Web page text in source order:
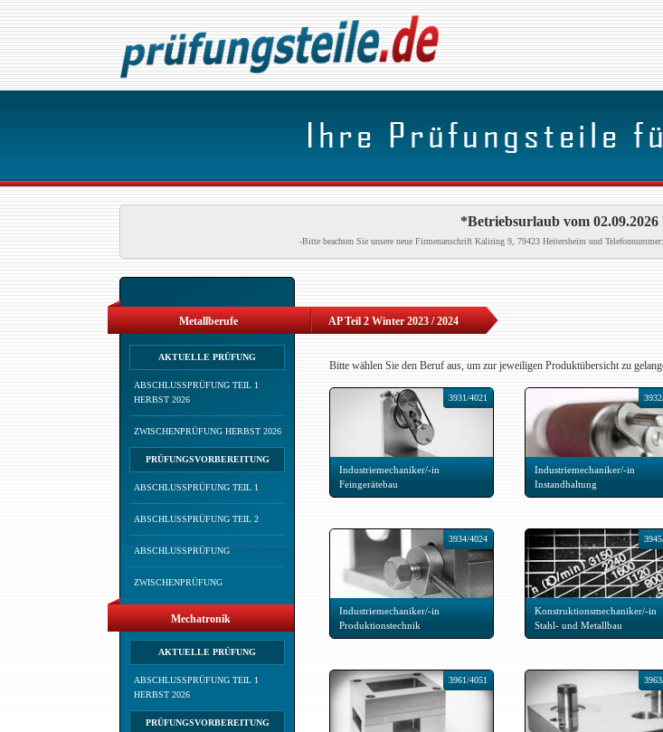
*Betriebsurlaub vom 02.09.2026
-Bitte beachten Sie unsere neue Firmenanschrift Kaliring 9, 79423 Heitersheim und
Metallberufe
AKTUELLE PRÜFUNG
ABSCHLUSSPRÜFUNG TEIL 1
HERBST 2026
ZWISCHENPRÜFUNG HERBST 2026
PRÜFUNGSVORBEREITUNG
ABSCHLUSSPRÜFUNG TEIL 1
ABSCHLUSSPRÜFUNG TEIL 2
ABSCHLUSSPRÜFUNG
ZWISCHENPRÜFUNG
Mechatronik
AKTUELLE PRÜFUNG
ABSCHLUSSPRÜFUNG TEIL 1
HERBST 2026
PRÜFUNGSVORBEREITUNG
AP Teil 2 Winter 2023 / 2024
Bitte wählen Sie den Beruf aus, um zur jeweiligen Produktübersicht zu
3931/4021
Industriemechaniker/-in
Feingerätebau
Industriemechaniker/-in
Instandhaltung
3934/4024
Industriemechaniker/-in
Produktionstechnik
Konstruktionsmechaniker/-in
Stahl- und Metallbau
3961/4051